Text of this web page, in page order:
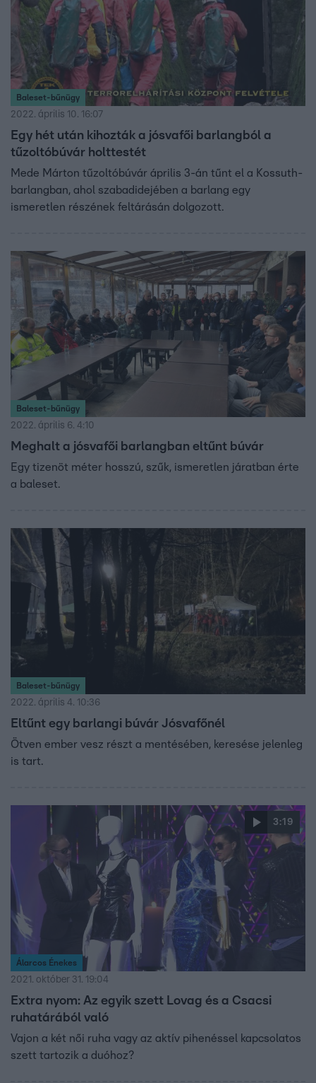
Baleset-bűnügy
2022. április 10. 16:07
Egy hét után kihozták a jósvafői barlangból a
tűzoltóbúvár holttestét
Mede Márton tűzoltóbúvár április 3-án tűnt el a Kossuth-
barlangban, ahol szabadidejében a barlang egy
ismeretlen részének feltárásán dolgozott.
Baleset-bűnügy
2022. április 6. 4:10
Meghalt a jósvafői barlangban eltűnt búvár
Egy tizenöt méter hosszú, szűk, ismeretlen járatban érte
a baleset.
Baleset-bűnügy
2022. április 4. 10:36
Eltűnt egy barlangi búvár Jósvafőnél
Ötven ember vesz részt a mentésében, keresése jelenleg
is tart.
3:19
Álarcos Énekes
2021. október 31. 19:04
Extra nyom: Az egyik szett Lovag és a Csacsi
ruhatárából való
Vajon a két női ruha vagy az aktív pihenéssel kapcsolatos
szett tartozik a duóhoz?